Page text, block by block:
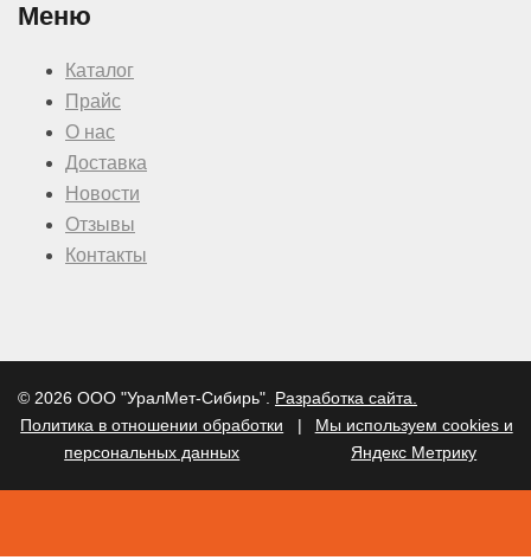
Меню
Каталог
Прайс
О нас
Доставка
Новости
Отзывы
Контакты
© 2026 ООО "УралМет-Сибирь". Разработка сайта.
Политика в отношении обработки
персональных данных
|
Мы используем cookies и
Яндекс Метрику